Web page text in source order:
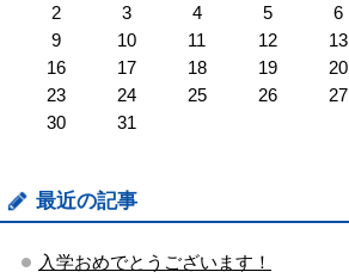
2
3 4 5 6
9
10 11 12 13
16
17 18 19 20
23
24 25 26 27
30
31
最近の記事
入学おめでとうございます！